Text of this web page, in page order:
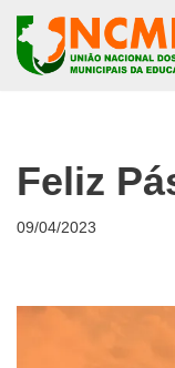
Pular
Feliz
09/04/2023